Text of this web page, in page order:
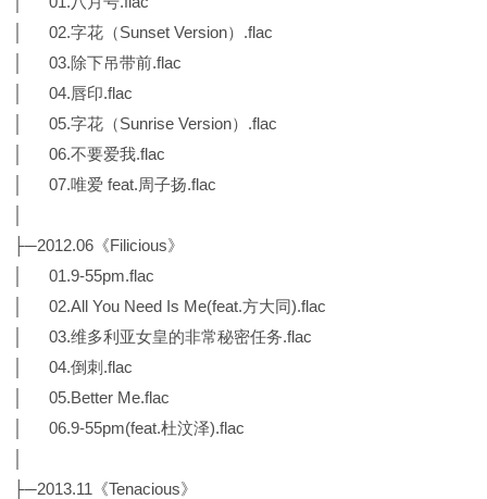
│ 02.字花（Sunset Version）.flac
│ 03.除下吊带前.flac
│ 04.唇印.flac
│ 05.字花（Sunrise Version）.flac
│ 06.不要爱我.flac
│ 07.唯爱 feat.周子扬.flac
├─2012.06《Filicious》
│ 01.9-55pm.flac
│ 02.All You Need Is Me(feat.方大同).flac
│ 03.维多利亚女皇的非常秘密任务.flac
│ 04.倒刺.flac
│ 05.Better Me.flac
│ 06.9-55pm(feat.杜汶泽).flac
├─2013.11《Tenacious》